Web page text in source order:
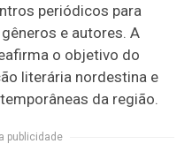
periódicos para
e autores. A
o objetivo do
literária nordestina e
da região.
publicidade